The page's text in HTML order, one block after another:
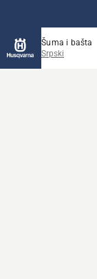
Šuma i bašta
Srpski